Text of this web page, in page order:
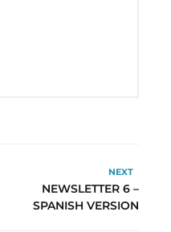
NEXT
NEWSLETTER 6 –
SPANISH VERSION